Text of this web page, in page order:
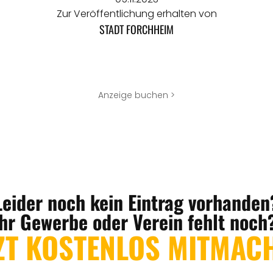
Zur Veröffentlichung erhalten von
STADT FORCHHEIM
Anzeige buchen >
noch kein Eintrag
Gewerbe oder Verein fehlt
KOSTENLOS